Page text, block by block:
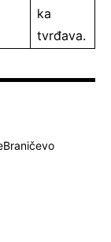
ka
tvrđava.